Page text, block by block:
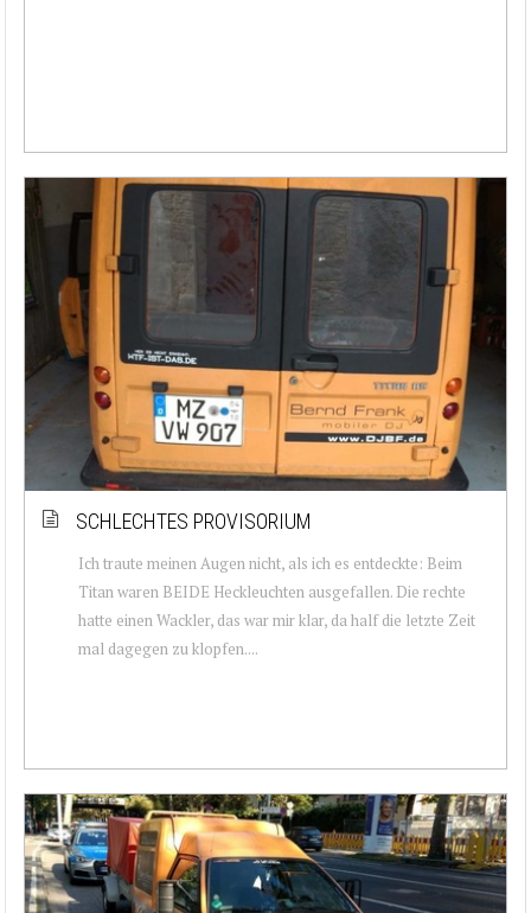
SCHLECHTES PROVISORIUM
Ich traute meinen Augen nicht, als ich es entdeckte: Beim
Titan waren BEIDE Heckleuchten ausgefallen. Die rechte
hatte einen Wackler, das war mir klar, da half die letzte Zeit
mal dagegen zu klopfen....